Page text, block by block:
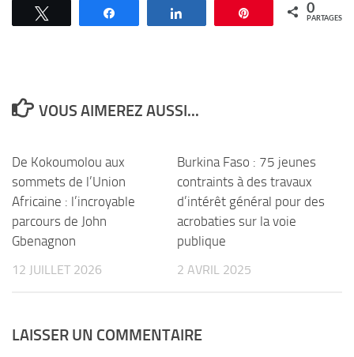
Épingle 0
PARTAGES
VOUS AIMEREZ AUSSI...
De Kokoumolou aux
sommets de l’Union
Africaine : l’incroyable
parcours de John
Gbenagnon
12 JUILLET 2026
Burkina Faso : 75 jeunes
contraints à des travaux
d’intérêt général pour des
acrobaties sur la voie
publique
2 AVRIL 2025
LAISSER UN COMMENTAIRE